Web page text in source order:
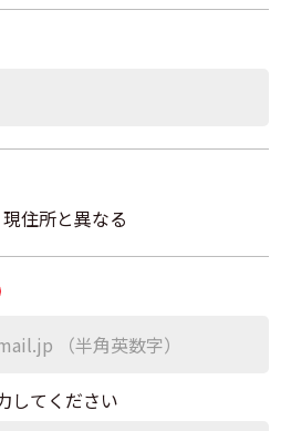
現住所と異なる
してください